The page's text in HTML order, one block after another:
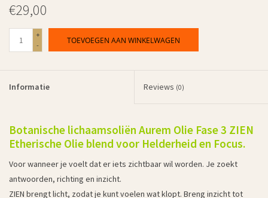
€29,00
+
-
TOEVOEGEN AAN WINKELWAGEN
Informatie Reviews (0)
Botanische lichaamsoliën Aurem Olie Fase 3 ZIEN
Etherische Olie blend voor Helderheid en Focus.
Voor wanneer je voelt dat er iets zichtbaar wil worden. Je zoekt
antwoorden, richting en inzicht.
ZIEN brengt licht, zodat je kunt voelen wat klopt. Breng inzicht tot